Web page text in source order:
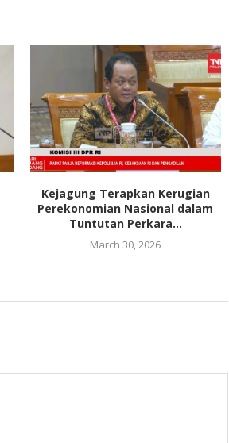
Kejagung Terapkan Kerugian
Perekonomian Nasional dalam
Tuntutan Perkara...
March 30, 2026